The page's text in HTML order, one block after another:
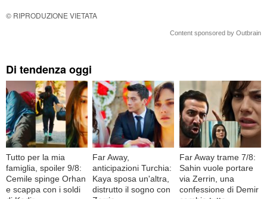
© RIPRODUZIONE VIETATA
Content sponsored by Outbrain
Di tendenza oggi
Tutto per la mia
famiglia, spoiler 9/8:
Cemile spinge Orhan
e scappa con i soldi
Far Away,
anticipazioni Turchia:
Kaya sposa un'altra,
distrutto il sogno con
Far Away trame 7/8:
Sahin vuole portare
via Zerrin, una
confessione di Demir